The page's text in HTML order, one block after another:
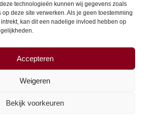
technologieën kunnen wij gegevens zoals
deze site verwerken. Als je geen toestemming
kan dit een nadelige invloed hebben op
Accepteren
Weigeren
Bekijk voorkeuren